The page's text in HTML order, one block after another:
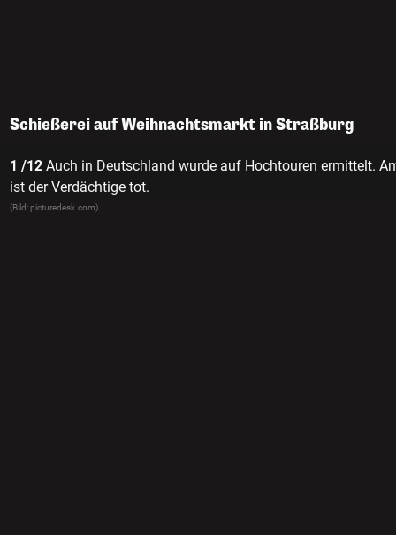
Schießerei auf Weihnachtsmarkt in Straßburg
1 /12 Auch in Deutschland wurde auf Hochtouren ermittelt.
ist der Verdächtige tot.
(Bild: picturedesk.com)